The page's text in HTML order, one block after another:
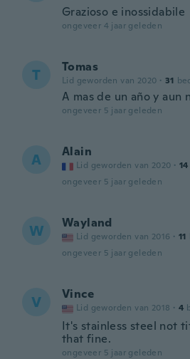
Grazioso e inossidabile
ongeveer 4 jaar geleden
T Tomas
Lid geworden van 2020 · 31
A mas de un año y aun
ongeveer 5 jaar geleden
A Alain
Lid geworden van 2020 · 14
ongeveer 5 jaar geleden
W Wayland
Lid geworden van 2016 · 11
ongeveer 5 jaar geleden
V Vince
Lid geworden van 2018 · 4
It's stainless steel not
that fine.
ongeveer 5 jaar geleden